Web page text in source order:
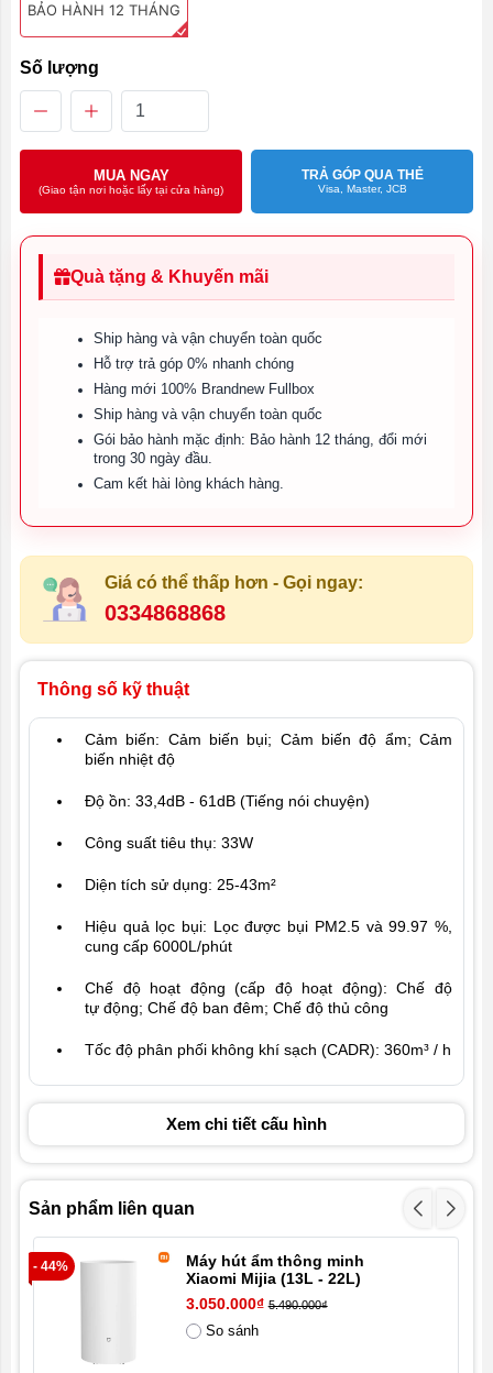
BẢO HÀNH 12 THÁNG
Số lượng
MUA NGAY
(Giao tận nơi hoặc lấy tại cửa hàng)
TRẢ GÓP QUA THẺ
Visa, Master, JCB
Quà tặng & Khuyến mãi
Ship hàng và vận chuyển toàn quốc
Hỗ trợ trả góp 0% nhanh chóng
Hàng mới 100% Brandnew Fullbox
Ship hàng và vận chuyển toàn quốc
Gói bảo hành mặc định: Bảo hành 12 tháng, đổi mới
trong 30 ngày đầu.
Cam kết hài lòng khách hàng.
Giá có thể thấp hơn - Gọi ngay:
0334868868
Thông số kỹ thuật
Cảm biến: Cảm biến bụi; Cảm biến độ ẩm; Cảm
biến nhiệt độ
Độ ồn: 33,4dB - 61dB (Tiếng nói chuyện)
Công suất tiêu thụ: 33W
Diện tích sử dụng: 25-43m²
Hiệu quả lọc bụi: Lọc được bụi PM2.5 và 99.97 %,
cung cấp 6000L/phút
Chế độ hoạt động (cấp độ hoạt động): Chế độ
tự động; Chế độ ban đêm; Chế độ thủ công
Tốc độ phân phối không khí sạch (CADR): 360m³ / h
Màng lọc: Màng lọc thô, Màng lọc than hoạt tính,
Tính năng khác: Lọc bụi và phấn hoa; Khử mùi hôi;
Hỗ trợ điều khiển bằng giọng nói qua Google
Assistant và Alexa; Màn hình Led hiển thị; Đèn báo
chất lượng không khí
Ứng dụng kết nối: Mi Home / Xiaomi Home
Xem chi tiết cấu hình
Sản phẩm liên quan
- 44%
Máy hút ẩm thông minh
Xiaomi Mijia (13L - 22L)
3.050.000₫ 5.490.000₫
So sánh